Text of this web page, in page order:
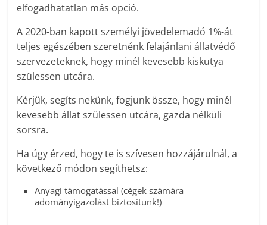
elfogadhatatlan más opció.
A 2020-ban kapott személyi jövedelemadó 1%-át
teljes egészében szeretnénk felajánlani állatvédő
szervezeteknek, hogy minél kevesebb kiskutya
szülessen utcára.
Kérjük, segíts nekünk, fogjunk össze, hogy minél
kevesebb állat szülessen utcára, gazda nélküli
sorsra.
Ha úgy érzed, hogy te is szívesen hozzájárulnál, a
következő módon segíthetsz:
Anyagi támogatással (cégek számára
adományigazolást biztosítunk!)